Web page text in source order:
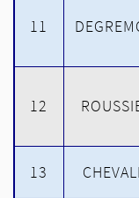
11
12
13